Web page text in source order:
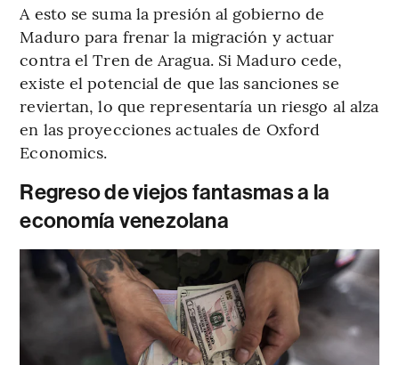
A esto se suma la presión al gobierno de
Maduro para frenar la migración y actuar
contra el Tren de Aragua. Si Maduro cede,
existe el potencial de que las sanciones se
reviertan, lo que representaría un riesgo al alza
en las proyecciones actuales de Oxford
Economics.
Regreso de viejos fantasmas a la
economía venezolana